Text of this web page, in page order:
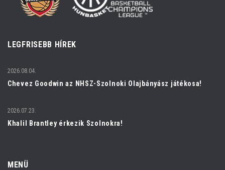
LEGFRISEBB HÍREK
Chevez Goodwin az NHSZ-Szolnoki Olajbányász játékosa!
2026.08.04.
Khalil Brantley érkezik Szolnokra!
2026.07.23.
MENÜ